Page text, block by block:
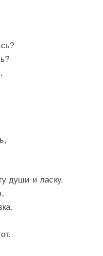
души и ласку,